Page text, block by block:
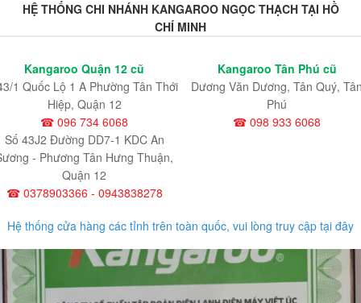
HỆ THỐNG CHI NHÁNH KANGAROO NGỌC THẠCH TẠI HỒ
CHÍ MINH
Kangaroo Quận 12 cũ
1 Quốc Lộ 1 A Phường Tân Thới
Hiệp, Quận 12
☎ 096 734 6068
Số 43J2 Đường DD7-1 KDC An
- Phương Tân Hưng Thuận,
Quận 12
☎ 0378903366 - 0943838278
Kangaroo Tân Phú cũ
Dương Văn Dương, Tân Quý,
Phú
☎ 098 933 6068
Hệ thống cửa hàng các tỉnh trên toàn quốc, vui lòng truy cập tại đây